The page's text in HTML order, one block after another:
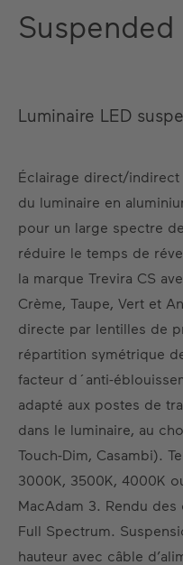
FR DE EN ES
Suspended
Luminaire LED
Éclairage direct/
du luminaire en
pour un large spectre
réduire le temps de
la marque Trevira CS
Crème, Taupe, Vert et
directe par lentilles de
répartition symétrique
facteur d´anti-
adapté aux postes de
dans le luminaire, au
Touch-Dim, Casambi).
3000K, 3500K, 4000K
MacAdam 3. Rendu
Full Spectrum.
hauteur avec câble